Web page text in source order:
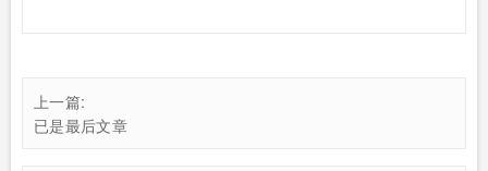
上一篇:
已是最后文章